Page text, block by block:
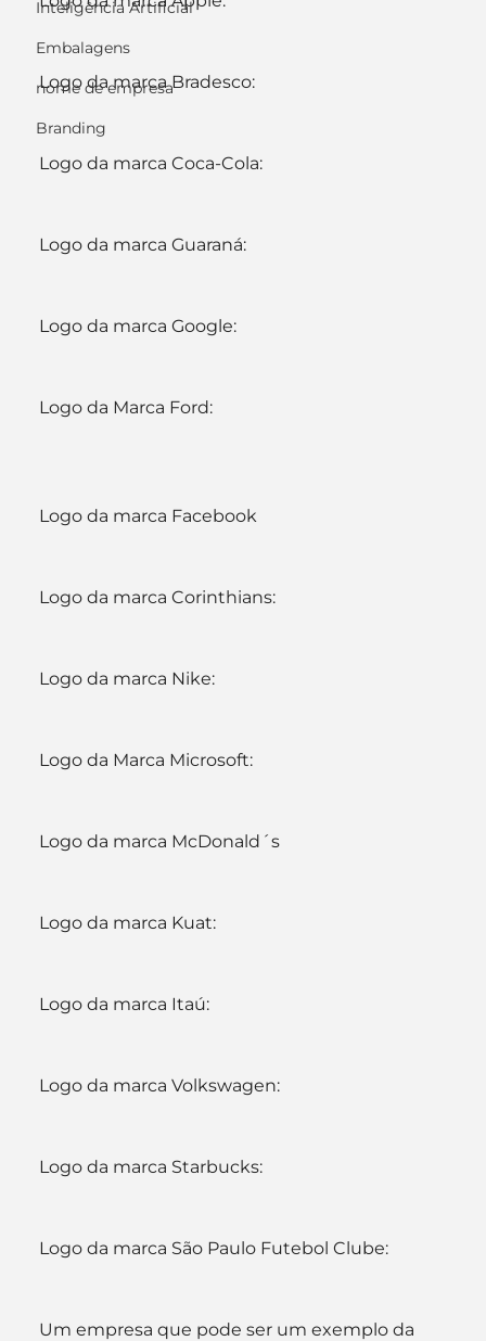
Inteligência Artificial
Embalagens
nome de empresa
Branding
Logo da marca Bradesco:
Logo da marca Coca-Cola:
Logo da marca Guaraná:
Logo da marca Google:
Logo da Marca Ford:
Logo da marca Facebook
Logo da marca Corinthians:
Logo da marca Nike:
Logo da Marca Microsoft:
Logo da marca McDonald´s
Logo da marca Kuat:
Logo da marca Itaú:
Logo da marca Volkswagen:
Logo da marca Starbucks:
Logo da marca São Paulo Futebol Clube:
Um empresa que pode ser um exemplo da